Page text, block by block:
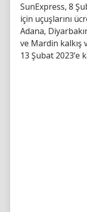
SunExpress, 8
için uçuşlarını
Adana,
ve Mardin kalkış
13 Şubat